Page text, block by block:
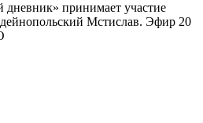
принимает участие
Мстислав. Эфир 20